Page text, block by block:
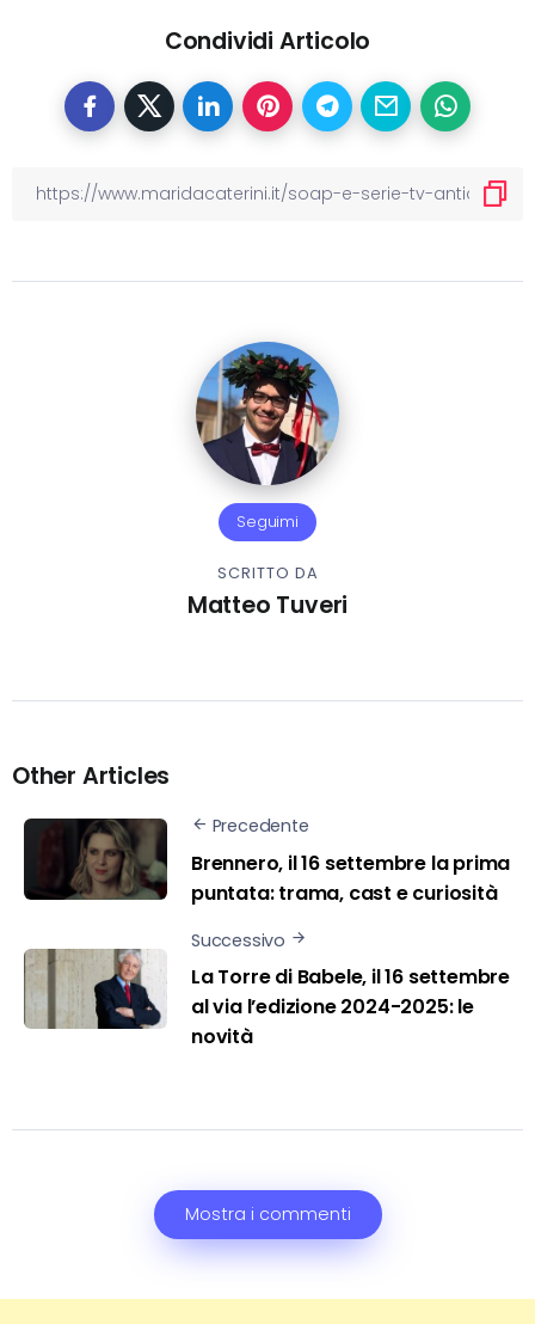
Condividi Articolo
Seguimi
SCRITTO DA
Matteo Tuveri
Other Articles
Precedente
Brennero, il 16 settembre la prima
puntata: trama, cast e curiosità
Successivo
La Torre di Babele, il 16 settembre
al via l’edizione 2024-2025: le
novità
Mostra i commenti